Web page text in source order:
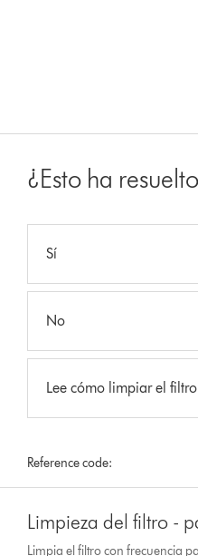
¿Esto ha
Sí
No
Lee cómo limpiar el
Reference code:
Limpieza del filtro -
Limpia el filtro con frecuencia